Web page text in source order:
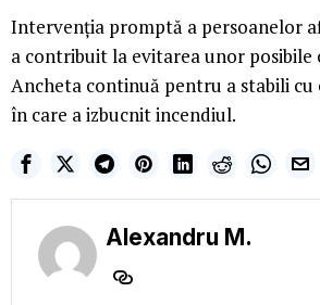
Intervenția promptă a persoanelor
a contribuit la evitarea unor posibile
Ancheta continuă pentru a stabili
în care a izbucnit incendiul.
Alexandru M.